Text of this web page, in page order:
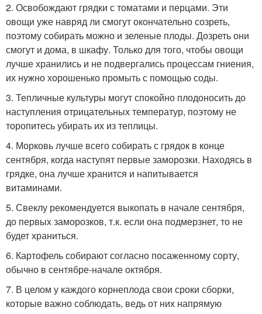
2. Освобождают грядки с томатами и перцами. Эти
овощи уже навряд ли смогут окончательно созреть,
поэтому собирать можно и зеленые плоды. Дозреть они
смогут и дома, в шкафу. Только для того, чтобы овощи
лучше хранились и не подвергались процессам гниения,
их нужно хорошенько промыть с помощью соды.
3. Тепличные культуры могут спокойно плодоносить до
наступления отрицательных температур, поэтому не
торопитесь убирать их из теплицы.
4. Морковь лучше всего собирать с грядок в конце
сентября, когда наступят первые заморозки. Находясь в
грядке, она лучше хранится и напитывается
витаминами.
5. Свеклу рекомендуется выкопать в начале сентября,
до первых заморозков, т.к. если она подмерзнет, то не
будет храниться.
6. Картофель собирают согласно посаженному сорту,
обычно в сентябре-начале октября.
7. В целом у каждого корнеплода свои сроки сборки,
которые важно соблюдать, ведь от них напрямую